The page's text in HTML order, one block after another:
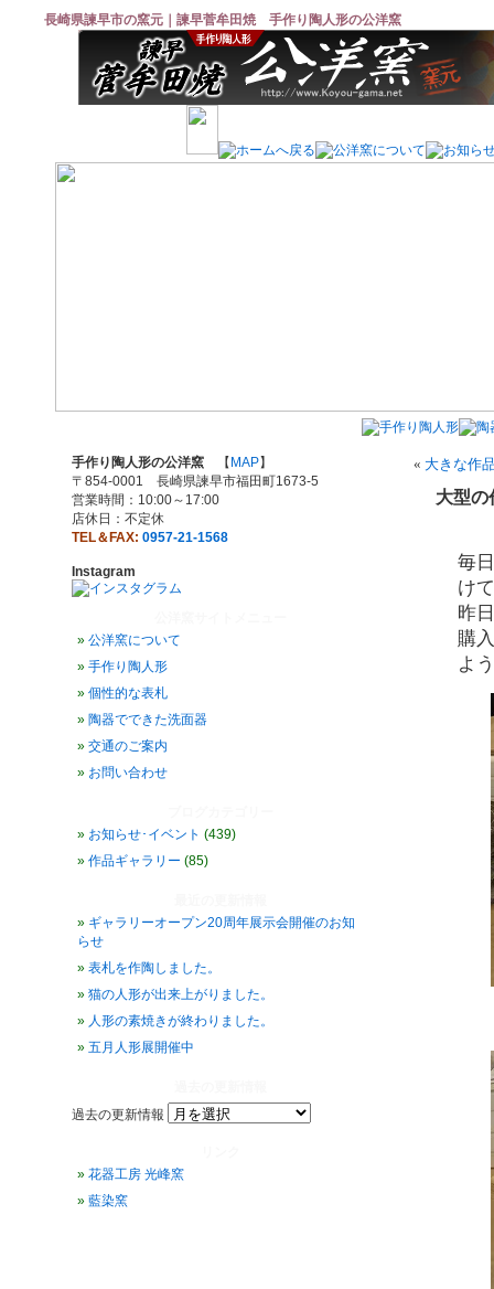
長崎県諫早市の窯元｜諫早菅牟田焼 手作り陶人形の公洋窯
手作り陶人形の公洋窯 【 MAP】
〒854-0001 長崎県諫早市福田町1673-5
営業時間：10:00～17:00
店休日：不定休
TEL＆FAX: 0957-21-1568
Instagram
公洋窯について
手作り陶人形
個性的な表札
陶器でできた洗面器
交通のご案内
お問い合わせ
お知らせ･イベント (439)
作品ギャラリー (85)
ギャラリーオープン20周年展示会開催のお知
らせ
表札を作陶しました。
猫の人形が出来上がりました。
人形の素焼きが終わりました。
五月人形展開催中
過去の更新情報
花器工房 光峰窯
藍染窯
« 大きな作
大型の
毎
け
昨
購
よ